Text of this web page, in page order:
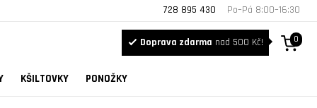
728 895 430 Po–Pá 8:00–16:30
KŠILTOVKY PONOŽKY
Doprava zdarma nad 500 Kč! 0